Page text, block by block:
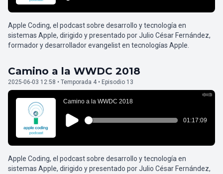
Apple Coding, el podcast sobre desarrollo y tecnología en
sistemas Apple, dirigido y presentado por Julio César Fernández,
formador y desarrollador evangelist en tecnologías Apple.
Camino a la WWDC 2018
2025-06-03 12:58 • Temporada 4 • Episodio 13
Apple Coding, el podcast sobre desarrollo y tecnología en
sistemas Apple, dirigido y presentado por Julio César Fernández,